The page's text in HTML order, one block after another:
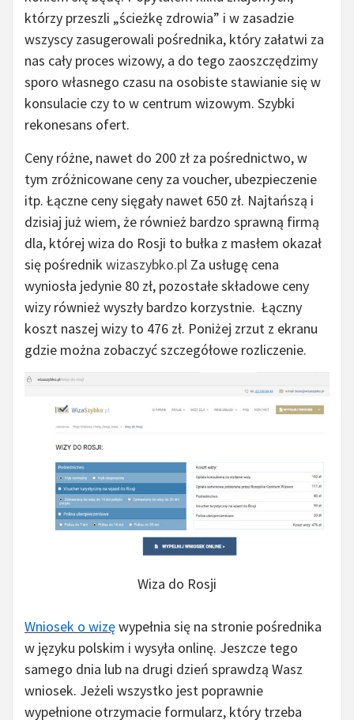
którzy przeszli „ścieżkę zdrowia” i w zasadzie
wszyscy zasugerowali pośrednika, który załatwi za
nas cały proces wizowy, a do tego zaoszczędzimy
sporo własnego czasu na osobiste stawianie się w
konsulacie czy to w centrum wizowym. Szybki
rekonesans ofert.
Ceny różne, nawet do 200 zł za pośrednictwo, w
tym zróżnicowane ceny za voucher, ubezpieczenie
itp. Łączne ceny sięgały nawet 650 zł. Najtańszą i
dzisiaj już wiem, że również bardzo sprawną firmą
dla, której wiza do Rosji to bułka z masłem okazał
się pośrednik wizaszybko.pl Za usługę cena
wyniosła jedynie 80 zł, pozostałe składowe ceny
wizy również wyszły bardzo korzystnie. Łączny
koszt naszej wizy to 476 zł. Poniżej zrzut z ekranu
gdzie można zobaczyć szczegółowe rozliczenie.
Wiza do Rosji
Wniosek o wizęwypełnia się na stronie pośrednika
w języku polskim i wysyła onlinę. Jeszcze tego
samego dnia lub na drugi dzień sprawdzą Wasz
wniosek. Jeżeli wszystko jest poprawnie
wypełnione otrzymacie formularz, który trzeba